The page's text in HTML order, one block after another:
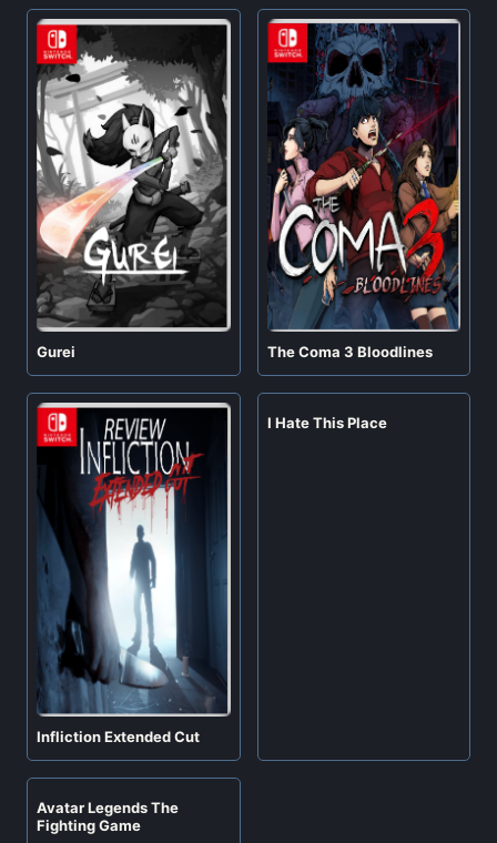
Gurei The Coma 3 Bloodlines
Infliction Extended Cut
I Hate This Place
Avatar Legends The
Fighting Game